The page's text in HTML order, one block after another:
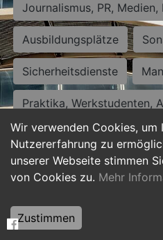
Wir verwenden Cookies, um
Nutzererfahrung zu
unserer Webseite stimmen
von Cookies zu. Mehr
Zustimmen
Journalismus, PR, Medien,
Ausbildungsplätze
Sicherheitsdienste
Praktika, Werkstudenten,
Personalwesen
Hilfskräfte, Aushilfs- und
Weiterbildung, Studium,